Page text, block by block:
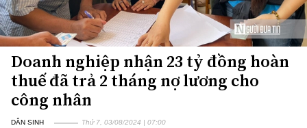
Doanh nghiệp nhận 23 tỷ đồng hoàn
thuế đã trả 2 tháng nợ lương cho
công nhân
DÂN SINH Thứ 7, 03/08/2024 | 07:00